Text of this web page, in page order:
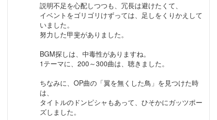
説明不足を心配しつつも、冗長は避けたくて、
イベントをゴリゴリけずっては、足しをくりかえして
いました。
努力した甲斐がありました。
BGM探しは、中毒性がありますね。
1テーマに、200～300曲は、聴きました。
ちなみに、OP曲の「翼を無くした鳥」を見つけた時
は、
タイトルのドンピシャもあって、ひそかにガッツポー
ズしました。